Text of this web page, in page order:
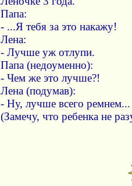
Папа:
- ...Я тебя за это накажу!
Лена:
- Лучше уж отлупи.
Папа (недоуменно):
- Чем же это лучше?!
Лена (подумав):
- Ну, лучше всего ремнем...
(Замечу, что ребенка не